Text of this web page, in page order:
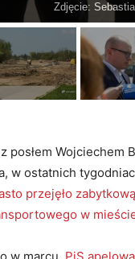
Zdjęcie:
posłem
w ostatnich
przejęło
w